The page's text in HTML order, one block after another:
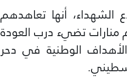
أنها تعاهدهم
تضيء درب العودة
الوطنية في دحر